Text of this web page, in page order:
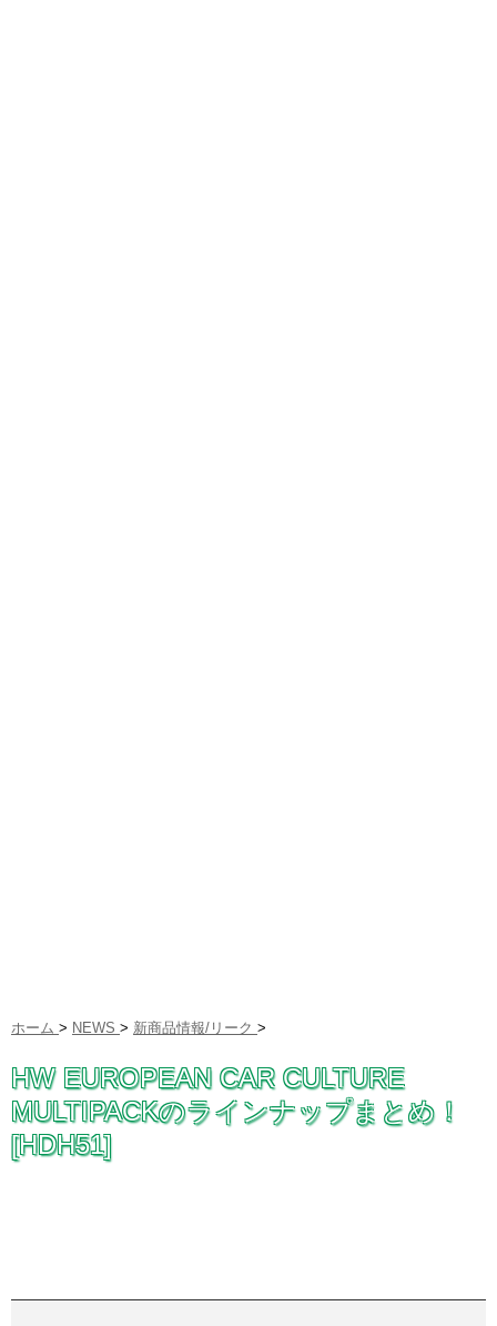
ホーム > NEWS > 新商品情報/リーク >
HW EUROPEAN CAR CULTURE
MULTIPACKのラインナップまとめ！
[HDH51]